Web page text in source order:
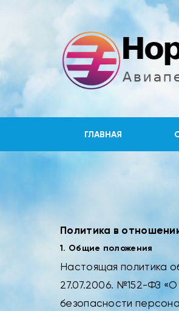
ГЛАВНАЯ
Политика в
1. Общие положения
Настоящая политика
27.07.2006. №152-ФЗ
безопасности